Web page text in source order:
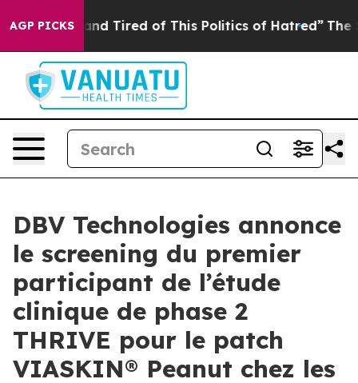
AGP PICKS
and Tired of This Politics of Hatred” The Story
DBV Technologies annonce
le screening du premier
participant de l’étude
clinique de phase 2
THRIVE pour le patch
VIASKIN® Peanut chez les